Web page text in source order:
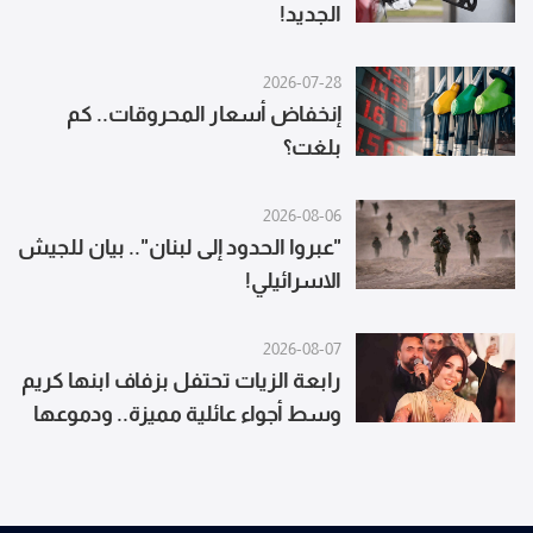
الجديد!
2026-07-28
إنخفاض أسعار المحروقات.. كم
بلغت؟
2026-08-06
"عبروا الحدود إلى لبنان".. بيان للجيش
الاسرائيلي!
2026-08-07
رابعة الزيات تحتفل بزفاف ابنها كريم
وسط أجواء عائلية مميزة.. ودموعها